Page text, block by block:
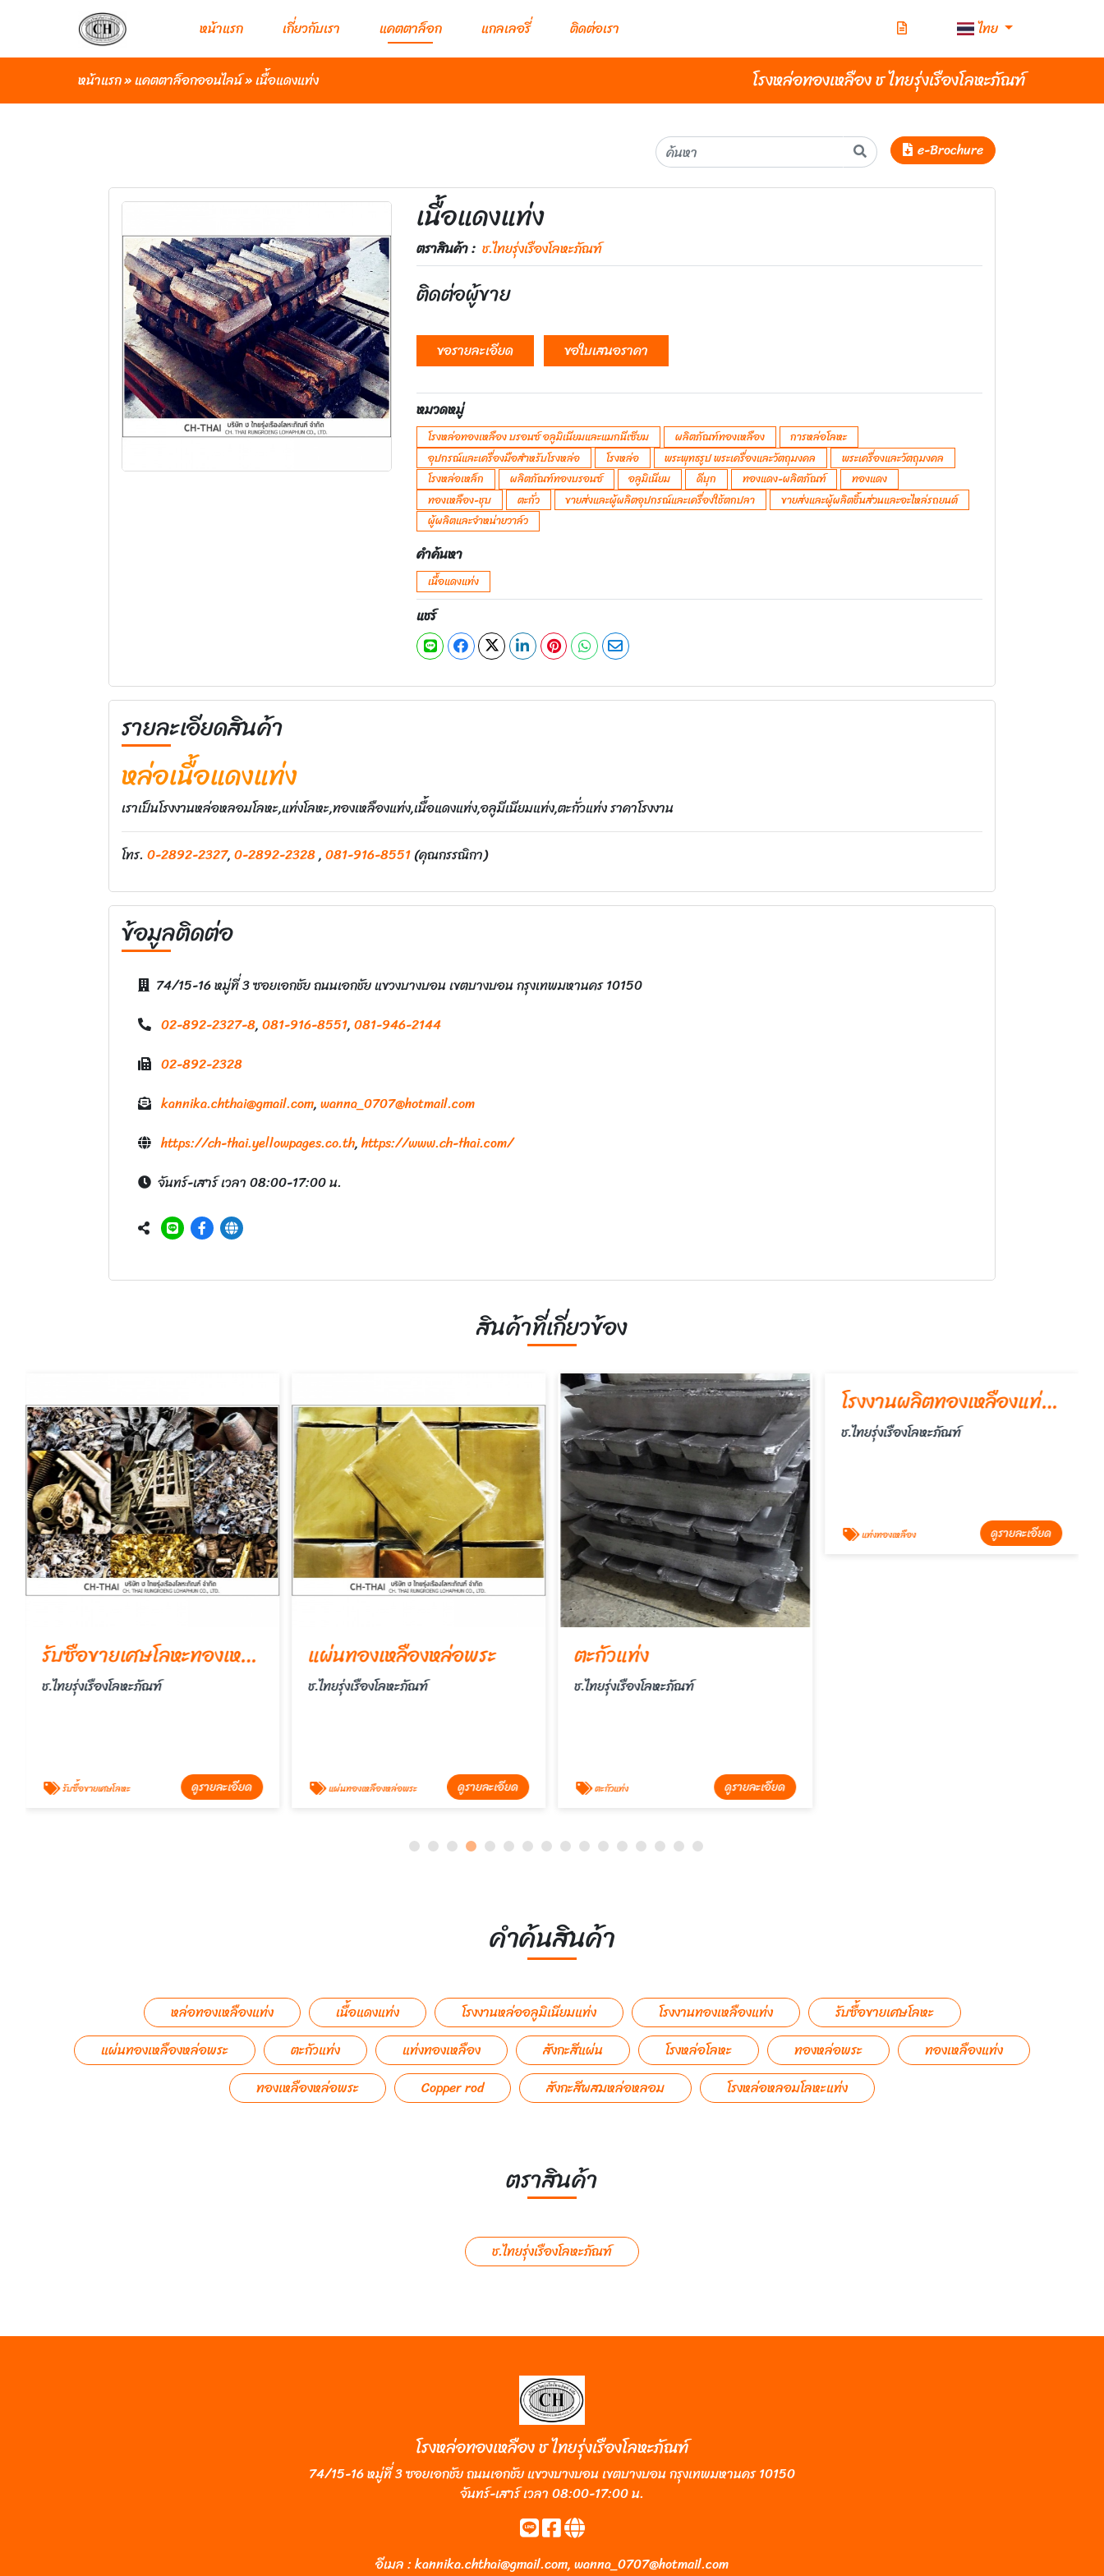
หน้าแรก เกี่ยวกับเรา แคตตาล็อก แกลเลอรี่ ติดต่อเรา ไทย
หน้าแรก»แคตตาล็อกออนไลน์»เนื้อแดงแท่ง โรงหล่อทองเหลือง ช ไทยรุ่งเรืองโลหะภัณฑ์
e-Brochure
เนื้อแดงแท่ง
ตราสินค้า : ช.ไทยรุ่งเรืองโลหะภัณฑ์
ติดต่อผู้ขาย
ขอรายละเอียด ขอใบเสนอราคา
หมวดหมู่
โรงหล่อทองเหลือง บรอนซ์ อลูมิเนียมและแมกนีเซียม ผลิตภัณฑ์ทองเหลือง
การหล่อโลหะ
อุปกรณ์และเครื่องมือสำหรับโรงหล่อ
โรงหล่อ พระพุทธรูป พระเครื่องและวัตถุมงคล
พระเครื่องและวัตถุมงคล
โรงหล่อเหล็ก
ผลิตภัณฑ์ทองบรอนซ์ อลูมิเนียม ดีบุก ทองแดง-ผลิตภัณฑ์
ทองแดง
ทองเหลือง-ชุบ
ตะกั่ว ขายส่งและผู้ผลิตอุปกรณ์และเครื่องใช้ตกปลา
ขายส่งและผู้ผลิตชิ้นส่วนและอะไหล่รถยนต์
ผู้ผลิตและจำหน่ายวาล์ว
คำค้นหา
เนื้อแดงแท่ง
แชร์
รายละเอียดสินค้า
หล่อเนื้อแดงแท่ง
เราเป็นโรงงานหล่อหลอมโลหะ,แท่งโลหะ,ทองเหลืองแท่ง,เนื้อแดงแท่ง,อลูมีเนียมแท่ง,ตะกั่วแท่ง ราคาโรงงาน
โทร. 0-2892-2327,0-2892-2328,081-916-8551(คุณกรรณิกา)
ข้อมูลติดต่อ
74/15-16 หมู่ที่ 3 ซอยเอกชัย ถนนเอกชัย แขวงบางบอน เขตบางบอน กรุงเทพมหานคร 10150
02-892-2327-8,081-916-8551,081-946-2144
02-892-2328
kannika.chthai@gmail.com,wanna_0707@hotmail.com
https://ch-thai.yellowpages.co.th,https://www.ch-thai.com/
จันทร์-เสาร์ เวลา 08:00-17:00 น.
สินค้าที่เกี่ยวข้อง
รับซื้อขายเศษโลหะทองเหลือง,ทองแดง,อลูมีเนียม,ตะกั่ว
ช.ไทยรุ่งเรืองโลหะภัณฑ์
รับซื้อขายเศษโลหะ ดูรายละเอียด
แผ่นทองเหลืองหล่อพระ
ช.ไทยรุ่งเรืองโลหะภัณฑ์
แผ่นทองเหลืองหล่อพระ ดูรายละเอียด
ตะกั่วแท่ง
ช.ไทยรุ่งเรืองโลหะภัณฑ์
ตะกัวแท่ง ดูรายละเอียด
คำค้นสินค้า
หล่อทองเหลืองแท่ง เนื้อแดงแท่ง โรงงานหล่ออลูมิเนียมแท่ง โรงงานทองเหลืองแท่ง
รับซื้อขายเศษโลหะ
แผ่นทองเหลืองหล่อพระ
ตะกัวแท่ง แท่งทองเหลือง สังกะสีแผ่น โรงหล่อโลหะ ทองหล่อพระ
ทองเหลืองแท่ง
ทองเหลืองหล่อพระ
Copper rod สังกะสีผสมหล่อหลอม โรงหล่อหลอมโลหะแท่ง
ตราสินค้า
ช.ไทยรุ่งเรืองโลหะภัณฑ์
โรงหล่อทองเหลือง ช ไทยรุ่งเรืองโลหะภัณฑ์
74/15-16 หมู่ที่ 3 ซอยเอกชัย ถนนเอกชัย แขวงบางบอน เขตบางบอน กรุงเทพมหานคร 10150
จันทร์-เสาร์ เวลา 08:00-17:00 น.
อีเมล :kannika.chthai@gmail.com,wanna_0707@hotmail.com